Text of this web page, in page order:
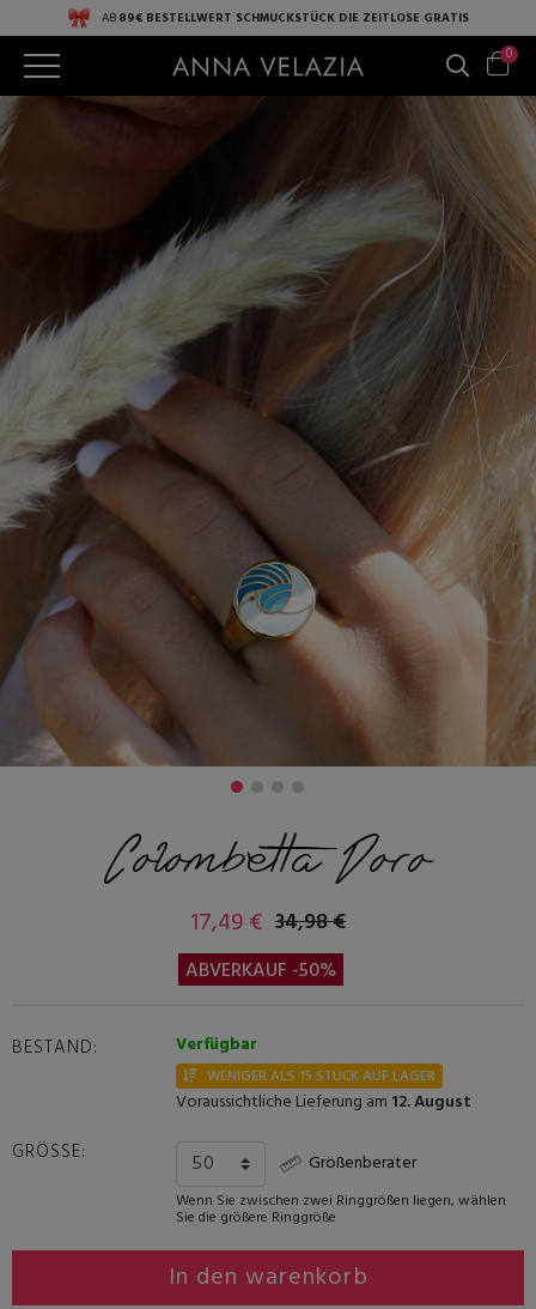
AB89€ BESTELLWERT SCHMUCKSTÜCK DIE ZEITLOSE GRATIS
0
Colombetta Doro
17,49 € 34,98 €
ABVERKAUF -50%
BESTAND: Verfügbar
WENIGER ALS 15 STÜCK AUF LAGER
Voraussichtliche Lieferung am 12. August
GRÖSSE: Größenberater
Wenn Sie zwischen zwei Ringgrößen liegen, wählen
Sie die größere Ringgröße
In den warenkorb